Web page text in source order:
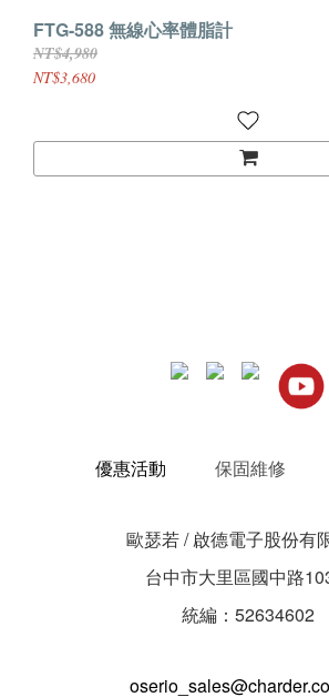
FTG-588 無線心率體脂計
NT$4,980
NT$3,680
優惠活動 保固維修
歐瑟若 / 啟德電子股份有
台中市大里區國中路
統編：52634602